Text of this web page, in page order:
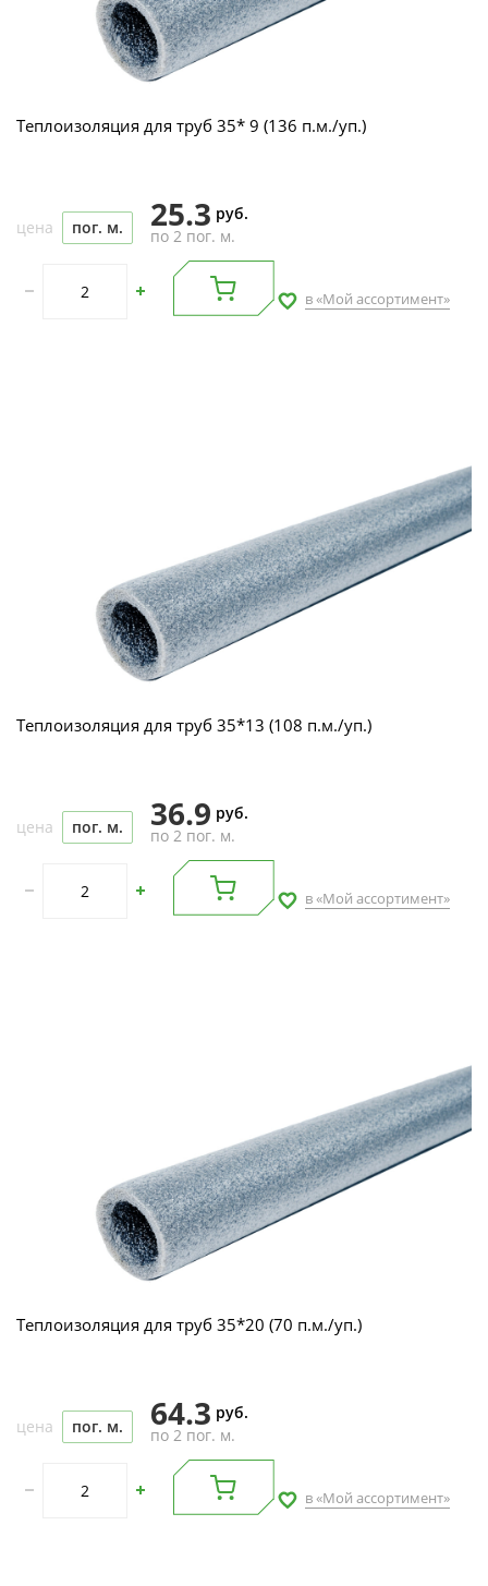
Теплоизоляция для труб 35* 9 (136 п.м./уп.)
цена пог. м. 25.3 руб.
по 2 пог. м.
в «Мой ассортимент»
Теплоизоляция для труб 35*13 (108 п.м./уп.)
цена пог. м. 36.9 руб.
по 2 пог. м.
в «Мой ассортимент»
Теплоизоляция для труб 35*20 (70 п.м./уп.)
цена пог. м. 64.3 руб.
по 2 пог. м.
в «Мой ассортимент»